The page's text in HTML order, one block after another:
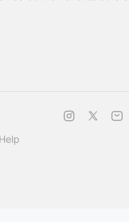
Help